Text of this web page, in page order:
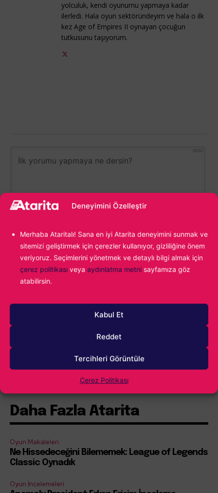
Deneyimini Özelleştir
Merhaba Ataritalı! Sana en iyi Atarita deneyimini sunmak ve
sitemizi geliştirmek için çerezler kullanıyor, gizliliğine önem
veriyoruz. Seçimlerini yönetmek ve detaylı bilgi almak için
çerez politikası veya aydınlatma metni sayfamıza göz
atabilirsin.
Kabul Et
Reddet
Tercihleri Görüntüle
Çerez Politikası
yolculuk, kendi oyunumu yapmaya kadar
ilerledi. Hala oyun sektöründeyim ve hala o ilk
kez Age of Empires II oynayan çocuğun
tutkusunu taşıyorum.
1000
YORUM
Göster
Daha Fazla Atarita
Oyun Makaleleri
Ne Hissedeceğini Bilememek: League of Legends
Classic Oynadık
Oyun İncelemeleri